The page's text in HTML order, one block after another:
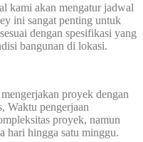
kami akan mengatur jadwal
ini sangat penting untuk
dengan spesifikasi yang
bangunan di lokasi.
proyek dengan
Waktu pengerjaan
proyek, namun
hari hingga satu minggu.